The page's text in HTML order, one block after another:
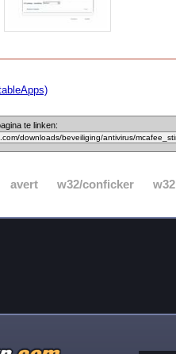
te linken:
avert w32/conficker w32